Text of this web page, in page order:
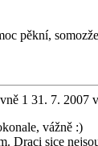
pěkní,
31. 7. 2007
vážně :)
Draci sice